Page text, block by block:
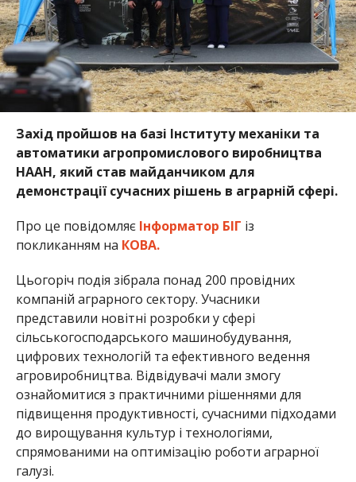
Захід пройшов на базі Інституту механіки та
автоматики агропромислового виробництва
НААН, який став майданчиком для
демонстрації сучасних рішень в аграрній сфері.
Про це повідомляє Інформатор БІГ із
покликанням на КОВА.
Цьогоріч подія зібрала понад 200 провідних
компаній аграрного сектору. Учасники
представили новітні розробки у сфері
сільськогосподарського машинобудування,
цифрових технологій та ефективного ведення
агровиробництва. Відвідувачі мали змогу
ознайомитися з практичними рішеннями для
підвищення продуктивності, сучасними підходами
до вирощування культур і технологіями,
спрямованими на оптимізацію роботи аграрної
галузі.